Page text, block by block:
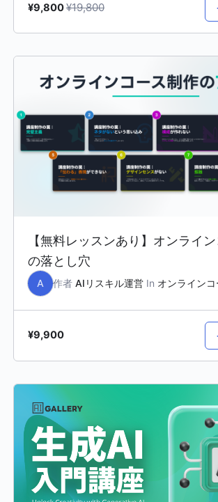
¥9,800¥19,800
【無料レッスンあり】オンライ
の落とし穴
A 作者 AIリスキル運営In オンライン
¥9,900